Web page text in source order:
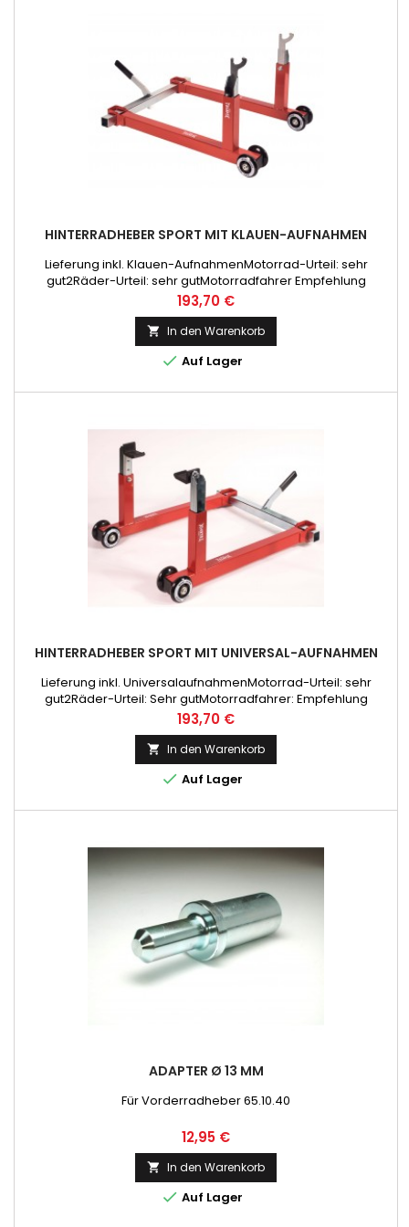
HINTERRADHEBER SPORT MIT KLAUEN-AUFNAHMEN
Lieferung inkl. Klauen-AufnahmenMotorrad-Urteil: sehr
gut2Räder-Urteil: sehr gutMotorradfahrer Empfehlung
Preis
193,70 €
 In den Warenkorb
 Auf Lager
HINTERRADHEBER SPORT MIT UNIVERSAL-AUFNAHMEN
Lieferung inkl. UniversalaufnahmenMotorrad-Urteil: sehr
gut2Räder-Urteil: Sehr gutMotorradfahrer: Empfehlung
Preis
193,70 €
 In den Warenkorb
 Auf Lager
ADAPTER Ø 13 MM
Für Vorderradheber 65.10.40
Preis
12,95 €
 In den Warenkorb
 Auf Lager